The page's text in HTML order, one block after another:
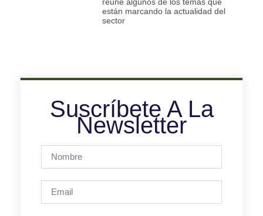
están marcando la actualidad del
sector
Suscríbete A La
Newsletter